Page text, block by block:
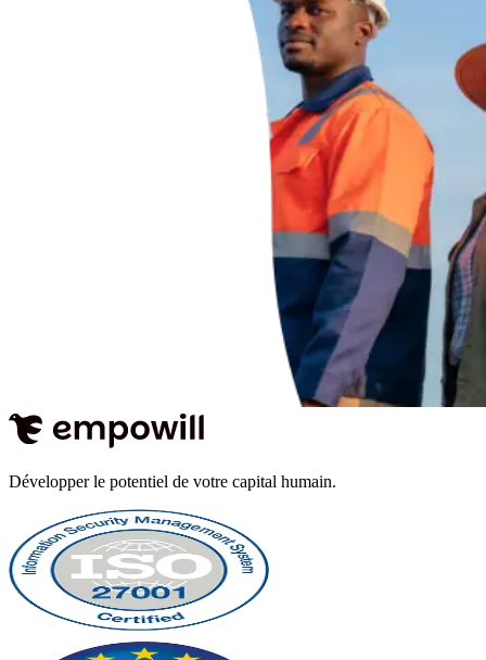
Développer le potentiel de votre capital humain.